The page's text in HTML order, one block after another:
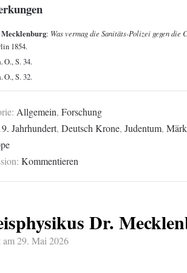
: Was vermag die Sanitäts-Polizei gegen
1854.
O., S. 34.
O., S. 32.
Allgemein, Forschung
Jahrhundert, Deutsch Krone, Judentum,
Kommentieren
Dr.
am29. Mai 2026